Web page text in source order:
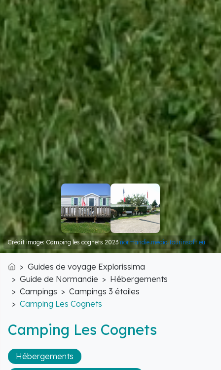
Crédit image: Camping les cognets 2023 normandie.media.tourinsoft.eu
Accueil
Guides de voyage Explorissima
Guide de Normandie
Hébergements
Campings
Campings 3 étoiles
Camping Les Cognets
Camping Les Cognets
Hébergements